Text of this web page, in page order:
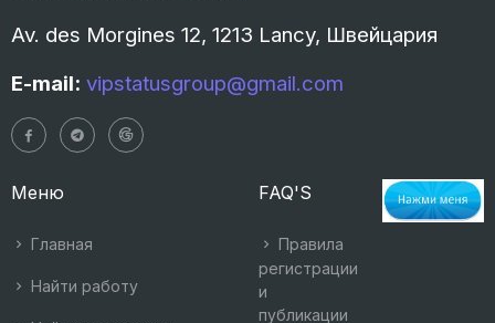
Av. des Morgines 12, 1213 Lancy, Швейцария
E-mail: vipstatusgroup@gmail.com
Меню
Главная
Найти работу
FAQ'S
Правила
регистрации
и
публикации